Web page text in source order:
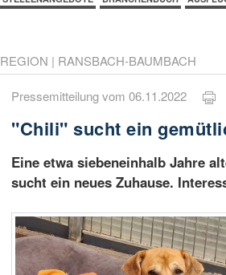
REGION | RANSBACH-BAUMBACH
Pressemitteilung vom 06.11.2022
"Chili" sucht ein
Eine etwa siebeneinhalb Jahre
sucht ein neues Zuhause.